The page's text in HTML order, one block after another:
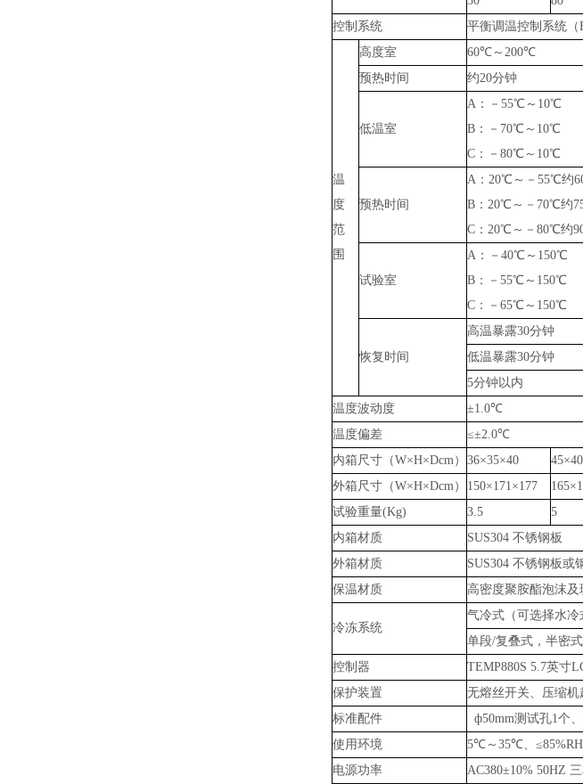
控制系统
平衡调温控制系统（
温
度
范
围
高度室
60℃～200℃
预热时间
约20分钟
低温室
A：－55℃～10℃
B：－70℃～10℃
C：－80℃～10℃
预热时间
A：20℃～－55℃约
B：20℃～－70℃约
C：20℃～－80℃约
试验室
A：－40℃～150℃
B：－55℃～150℃
C：－65℃～150℃
恢复时间
高温暴露30分钟
低温暴露30分钟
5分钟以内
温度波动度
±1.0℃
温度偏差
≤±2.0℃
内箱尺寸（W×H×Dcm） 36×35×40
外箱尺寸（W×H×Dcm） 150×171×177
试验重量(Kg) 3.5 5
内箱材质
SUS304 不锈钢板
外箱材质
SUS304 不锈钢板或
保温材质
高密度聚胺酯泡沫及
冷冻系统
气冷式（可选择水冷
单段/复叠式，半密
控制器
TEMP880S 5.7英寸
保护装置
无熔丝开关、压缩
标准配件
ф50mm测试孔1个
使用环境
5℃～35℃、≤85%RH
电源功率
AC380±10% 50HZ